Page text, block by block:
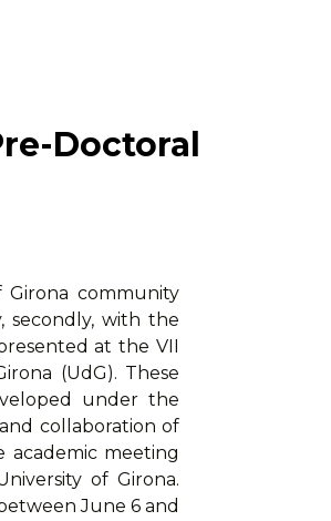
Doctoral
Girona community
secondly, with the
at the VII
(UdG). These
under the
collaboration of
academic meeting
of Girona.
June 6 and